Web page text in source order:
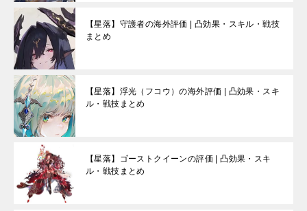
【星落】守護者の海外評価 | 凸効果・スキル・戦技
まとめ
【星落】浮光（フコウ）の海外評価 | 凸効果・スキ
ル・戦技まとめ
【星落】ゴーストクイーンの評価 | 凸効果・スキ
ル・戦技まとめ